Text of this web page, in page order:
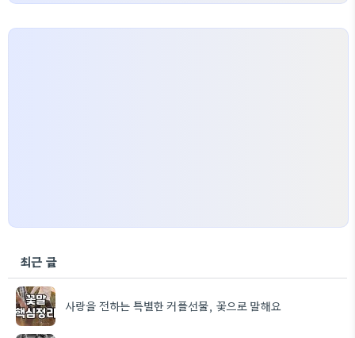
최근 글
사랑을 전하는 특별한 커플선물, 꽃으로 말해요